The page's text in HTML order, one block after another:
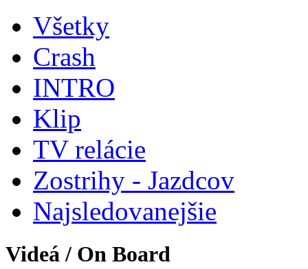
Všetky
Crash
INTRO
Klip
TV relácie
Zostrihy - Jazdcov
Najsledovanejšie
Videá / On Board